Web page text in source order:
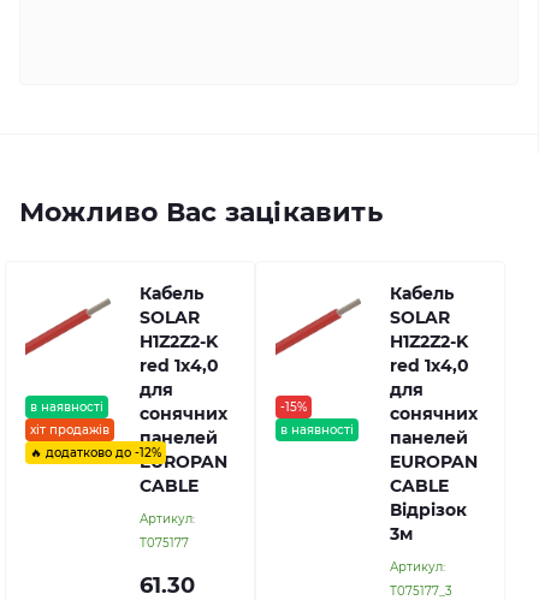
Можливо Вас зацікавить
в наявності
хіт продажів
🔥 додатково до -12%
Кабель
SOLAR
H1Z2Z2-K
red 1х4,0
для
сонячних
панелей
EUROPAN
CABLE
Артикул:
Т075177
61.30
-15%
в наявності
Кабель
SOLAR
H1Z2Z2-K
red 1х4,0
для
сонячних
панелей
EUROPAN
CABLE
Відрізок
3м
Артикул:
Т075177_3